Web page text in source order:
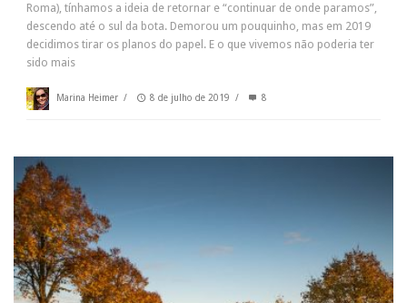
Roma), tínhamos a ideia de retornar e “continuar de onde paramos”,
descendo até o sul da bota. Demorou um pouquinho, mas em 2019
decidimos tirar os planos do papel. E o que vivemos não poderia ter
sido mais
Marina Heimer / 8 de julho de 2019 / 8